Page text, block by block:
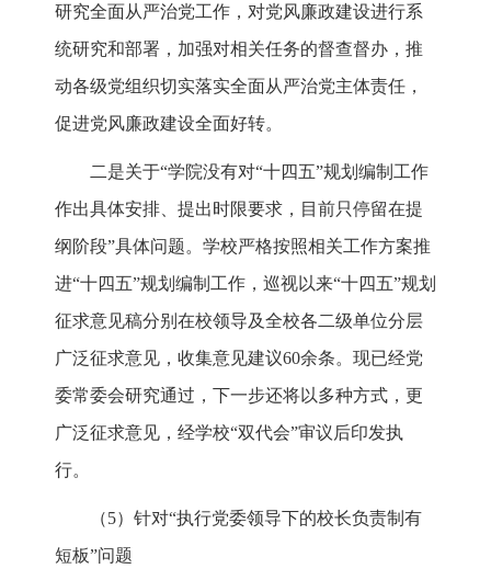
研究全面从严治党工作，对党风廉政建设进行系
统研究和部署，加强对相关任务的督查督办，推
动各级党组织切实落实全面从严治党主体责任，
促进党风廉政建设全面好转。
二是关于“学院没有对“十四五”规划编制工作
作出具体安排、提出时限要求，目前只停留在提
纲阶段”具体问题。学校严格按照相关工作方案推
进“十四五”规划编制工作，巡视以来“十四五”规划
征求意见稿分别在校领导及全校各二级单位分层
广泛征求意见，收集意见建议60余条。现已经党
委常委会研究通过，下一步还将以多种方式，更
广泛征求意见，经学校“双代会”审议后印发执
行。
（5）针对“执行党委领导下的校长负责制有
短板”问题